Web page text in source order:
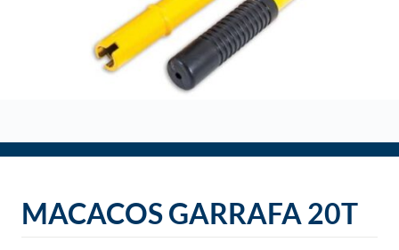
MACACOS GARRAFA 20T